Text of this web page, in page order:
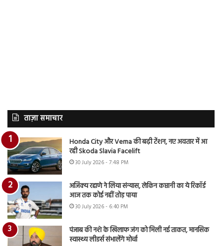
ताज़ा समाचार
Honda City और Verna की बढ़ी टेंशन, नए अवतार में आ
रही Skoda Slavia Facelift
30 July 2026 - 7:48 PM
अजिंक्य रहाणे ने लिया संन्यास, लेकिन कप्तानी का ये रिकॉर्ड
आज तक कोई नहीं तोड़ पाया
30 July 2026 - 6:40 PM
पंजाब की नशे के खिलाफ जंग को मिली नई ताकत, मानसिक
स्वास्थ्य लीडर्स संभालेंगे मोर्चा